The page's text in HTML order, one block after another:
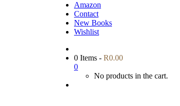
Amazon
Contact
New Books
Wishlist
0 Items - R0.00
0
No products in the cart.